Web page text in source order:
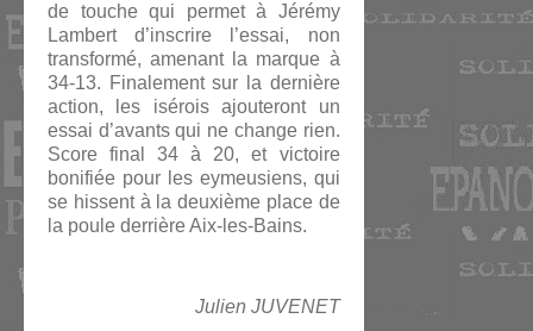
de touche qui permet à Jérémy
Lambert d’inscrire l’essai, non
transformé, amenant la marque à
34-13. Finalement sur la dernière
action, les isérois ajouteront un
essai d’avants qui ne change rien.
Score final 34 à 20, et victoire
bonifiée pour les eymeusiens, qui
se hissent à la deuxième place de
la poule derrière Aix-les-Bains.
Julien JUVENET